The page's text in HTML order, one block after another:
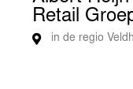
Retail
in de regio